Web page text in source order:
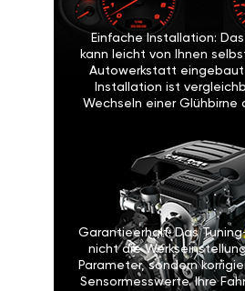
Einfache Installation:
kann leicht von Ihnen
Autowerkstatt eingebaut
Installation ist
Wechseln einer Glühbirne
Garantieerhalt: Das
nicht die
Parameter, sondern
Sensormesswerte. Ihre